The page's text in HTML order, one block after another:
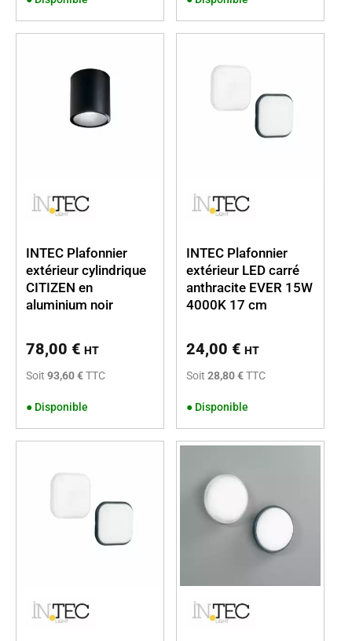
INTEC Plafonnier
extérieur cylindrique
CITIZEN en
aluminium noir
78,00 € HT
Soit 93,60 €TTC
● Disponible
INTEC Plafonnier
extérieur LED carré
anthracite EVER 15W
4000K 17 cm
24,00 € HT
Soit 28,80 €TTC
● Disponible